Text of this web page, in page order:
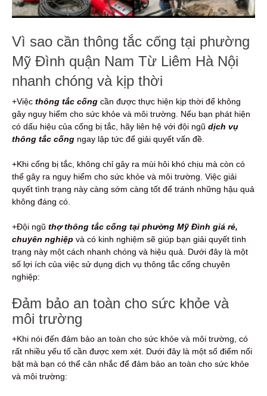
Vì sao cần thông tắc cống tại phường
Mỹ Đình quận Nam Từ Liêm Hà Nội
nhanh chóng và kịp thời
+Việc thông tắc cống cần được thực hiện kịp thời để không
gây nguy hiểm cho sức khỏe và môi trường. Nếu bạn phát hiện
có dấu hiệu của cống bị tắc, hãy liên hệ với đội ngũ dịch vụ
thông tắc cống ngay lập tức để giải quyết vấn đề.
+Khi cống bị tắc, không chỉ gây ra mùi hôi khó chịu mà còn có
thể gây ra nguy hiểm cho sức khỏe và môi trường. Việc giải
quyết tình trạng này càng sớm càng tốt để tránh những hậu quả
không đáng có.
+Đội ngũ thợ thông tắc cống tại phường Mỹ Đình giá rẻ,
chuyên nghiệp và có kinh nghiệm sẽ giúp bạn giải quyết tình
trạng này một cách nhanh chóng và hiệu quả. Dưới đây là một
số lợi ích của việc sử dụng dịch vụ thông tắc cống chuyên
nghiệp:
Đảm bảo an toàn cho sức khỏe và
môi trường
+Khi nói đến đảm bảo an toàn cho sức khỏe và môi trường, có
rất nhiều yếu tố cần được xem xét. Dưới đây là một số điểm nổi
bật mà bạn có thể cân nhắc để đảm bảo an toàn cho sức khỏe
và môi trường: